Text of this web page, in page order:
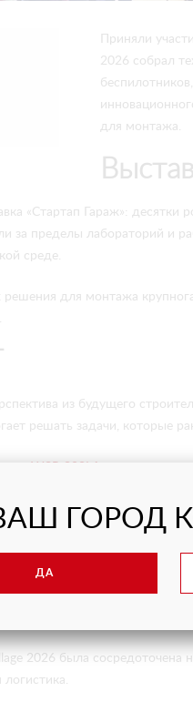
Приняли
2026 собрал
для монтажа.
«Стартап Гараж»: десятки
пределы лабораторий и
среде.
для монтажа
из будущего
решать задачи, которые
WSR 800LA
сам
с вращением
время работы.
поколения собственной
создаётся
работает при высокой
время монтажа.
2026 была сосредоточена
ГОРОД
ДА